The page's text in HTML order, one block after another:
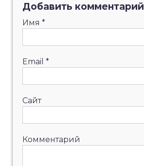
Добавить комментарий
Имя *
Email *
Сайт
Комментарий